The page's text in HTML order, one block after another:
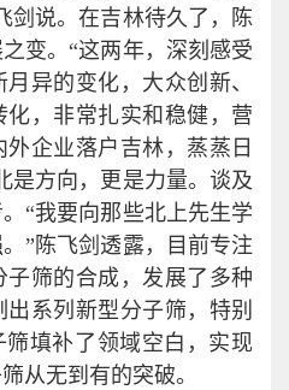
剑说。在吉林待久了，陈
变。“这两年，深刻感受
异的变化，大众创新、
，非常扎实和稳健，营
企业落户吉林，蒸蒸日
是方向，更是力量。谈及
“我要向那些北上先生学
”陈飞剑透露，目前专注
筛的合成，发展了多种
系列新型分子筛，特别
填补了领域空白，实现
从无到有的突破。